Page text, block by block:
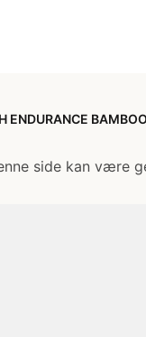
ENDURANCE
side kan være